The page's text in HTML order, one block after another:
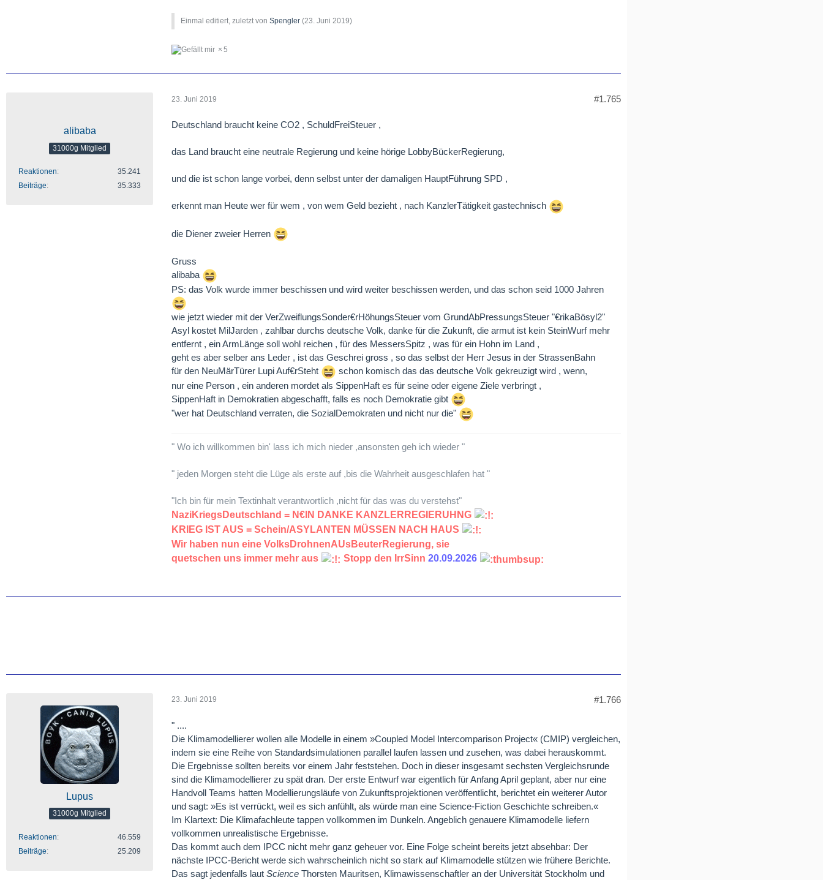
Einmal editiert, zuletzt von Spengler (23. Juni 2019)
5
alibaba
31000g Mitglied
Reaktionen
35.241
Beiträge
35.333
23. Juni 2019 #1.765
Deutschland braucht keine CO2 , SchuldFreiSteuer ,
das Land braucht eine neutrale Regierung und keine hörige LobbyBückerRegierung,
und die ist schon lange vorbei, denn selbst unter der damaligen HauptFührung SPD ,
erkennt man Heute wer für wem , von wem Geld bezieht , nach KanzlerTätigkeit gastechnisch
die Diener zweier Herren
Gruss
alibaba
PS: das Volk wurde immer beschissen und wird weiter beschissen werden, und das schon seid 1000 Jahren
wie jetzt wieder mit der VerZweiflungsSonder€rHöhungsSteuer vom GrundAbPressungsSteuer "€rikaBösyl2"
Asyl kostet MilJarden , zahlbar durchs deutsche Volk, danke für die Zukunft, die armut ist kein SteinWurf mehr
entfernt , ein ArmLänge soll wohl reichen , für des MessersSpitz , was für ein Hohn im Land ,
geht es aber selber ans Leder , ist das Geschrei gross , so das selbst der Herr Jesus in der StrassenBahn
für den NeuMärTürer Lupi Auf€rSteht
schon komisch das das deutsche Volk gekreuzigt wird , wenn,
nur eine Person , ein anderen mordet als SippenHaft es für seine oder eigene Ziele verbringt ,
SippenHaft in Demokratien abgeschafft, falls es noch Demokratie gibt
"wer hat Deutschland verraten, die SozialDemokraten und nicht nur die"
" Wo ich willkommen bin' lass ich mich nieder ,ansonsten geh ich wieder "
" jeden Morgen steht die Lüge als erste auf ,bis die Wahrheit ausgeschlafen hat "
"Ich bin für mein Textinhalt verantwortlich ,nicht für das was du verstehst"
NaziKriegsDeutschland = N€IN DANKE KANZLERREGIERUHNG
KRIEG IST AUS = Schein/ASYLANTEN MÜSSEN NACH HAUS
Wir haben nun eine VolksDrohnenAUsBeuterRegierung, sie
quetschen uns immer mehr aus
Stopp den IrrSinn 20.09.2026
Lupus
31000g Mitglied
Reaktionen
46.559
Beiträge
25.209
23. Juni 2019 #1.766
" ....
Die Klimamodellierer wollen alle Modelle in einem »Coupled Model Intercomparison Project« (CMIP) vergleichen,
indem sie eine Reihe von Standardsimulationen parallel laufen lassen und zusehen, was dabei herauskommt.
Die Ergebnisse sollten bereits vor einem Jahr feststehen. Doch in dieser insgesamt sechsten Vergleichsrunde
sind die Klimamodellierer zu spät dran. Der erste Entwurf war eigentlich für Anfang April geplant, aber nur eine
Handvoll Teams hatten Modellierungsläufe von Zukunftsprojektionen veröffentlicht, berichtet ein weiterer Autor
und sagt: »Es ist verrückt, weil es sich anfühlt, als würde man eine Science-Fiction Geschichte schreiben.«
Im Klartext: Die Klimafachleute tappen vollkommen im Dunkeln. Angeblich genauere Klimamodelle liefern
vollkommen unrealistische Ergebnisse.
Das kommt auch dem IPCC nicht mehr ganz geheuer vor. Eine Folge scheint bereits jetzt absehbar: Der
nächste IPCC-Bericht werde sich wahrscheinlich nicht so stark auf Klimamodelle stützen wie frühere Berichte.
Das sagt jedenfalls laut Science Thorsten Mauritsen, Klimawissenschaftler an der Universität Stockholm und